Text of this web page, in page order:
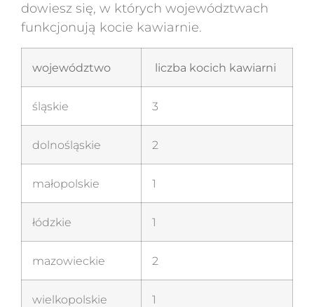
dowiesz się, w których województwach
funkcjonują kocie kawiarnie.
województwo liczba kocich kawiarni
śląskie 3
dolnośląskie 2
małopolskie 1
łódzkie 1
mazowieckie 2
wielkopolskie 1